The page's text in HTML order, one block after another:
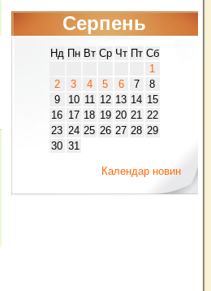
Серпень
Нд Пн Вт Ср Чт Пт Сб
1
2
3 4 5 6 7
8
9
10 11 12 13 14 15
16 17 18 19 20 21 22
23 24 25 26 27 28 29
30 31
Календар новин